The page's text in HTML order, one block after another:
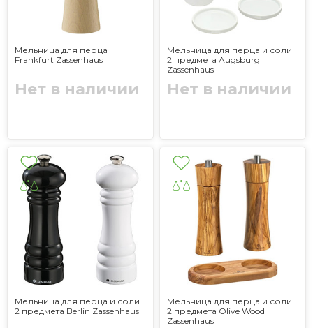
Мельница для перца
Frankfurt Zassenhaus
Нет в наличии
Мельница для перца и соли
2 предмета Augsburg
Zassenhaus
Нет в наличии
Мельница для перца и соли
2 предмета Berlin Zassenhaus
Мельница для перца и соли
2 предмета Olive Wood
Zassenhaus